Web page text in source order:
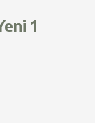
1